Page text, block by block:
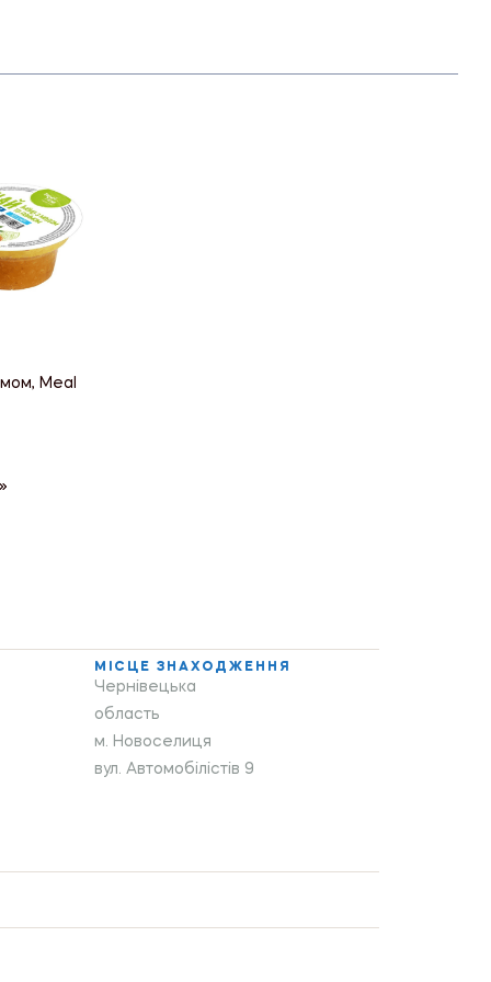
Meal
МІСЦЕ ЗНАХОДЖЕННЯ
Чернівецька
область
м. Новоселиця
вул. Автомобілістів 9